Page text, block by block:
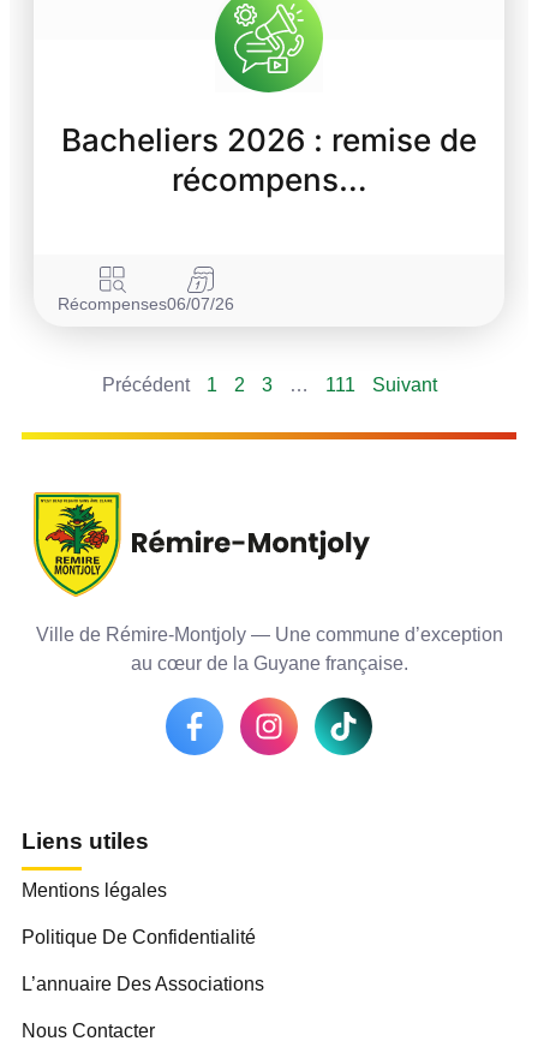
Bacheliers 2026 : remise de
récompens…
Récompenses06/07/26
Précédent 1 2 3 … 111 Suivant
Ville de Rémire-Montjoly — Une commune d’exception
au cœur de la Guyane française.
Liens utiles
Mentions légales
Politique De Confidentialité
L’annuaire Des Associations
Nous Contacter